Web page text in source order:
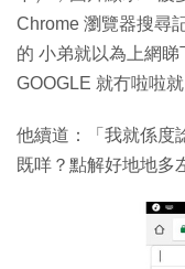
Chrome 瀏覽器搜尋
的 小弟就以為上網
GOOGLE 就冇啦啦
他續道：「我就係度
既咩？點解好地地多